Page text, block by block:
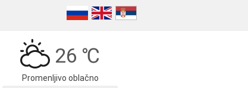
26 ℃
Promenljivo oblačno